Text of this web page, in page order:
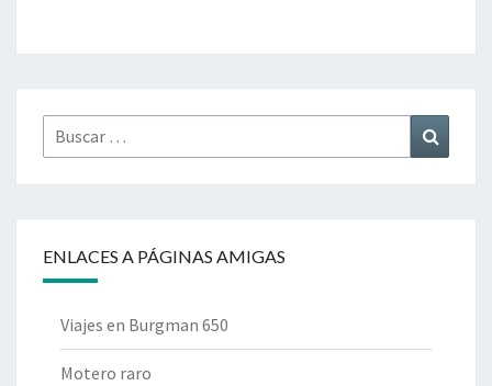
Buscar
por:
ENLACES A PÁGINAS AMIGAS
Viajes en Burgman 650
Motero raro